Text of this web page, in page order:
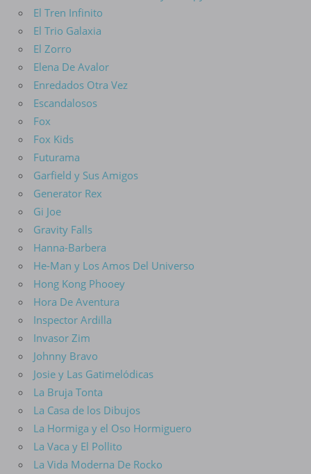
El Tren Infinito
El Trio Galaxia
El Zorro
Elena De Avalor
Enredados Otra Vez
Escandalosos
Fox
Fox Kids
Futurama
Garfield y Sus Amigos
Generator Rex
Gi Joe
Gravity Falls
Hanna-Barbera
He-Man y Los Amos Del Universo
Hong Kong Phooey
Hora De Aventura
Inspector Ardilla
Invasor Zim
Johnny Bravo
Josie y Las Gatimelódicas
La Bruja Tonta
La Casa de los Dibujos
La Hormiga y el Oso Hormiguero
La Vaca y El Pollito
La Vida Moderna De Rocko